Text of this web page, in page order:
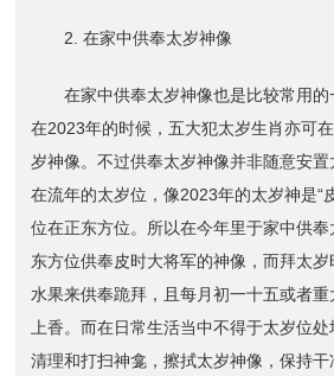
2. 在家中供奉太岁神像
在家中供奉太岁神像也是比较常用的
在2023年的时候，五大犯太岁生肖亦可
岁神像。不过供奉太岁神像并非随意安
在流年的太岁位，像2023年的太岁神是“
位在正东方位。所以在今年里于家中供
东方位供奉皮时大将军的神像，而拜太
水果来供奉跪拜，且每月初一十五或者
上香。而在日常生活当中不得于太岁位
清理和打扫神龛，擦拭太岁神像，保持